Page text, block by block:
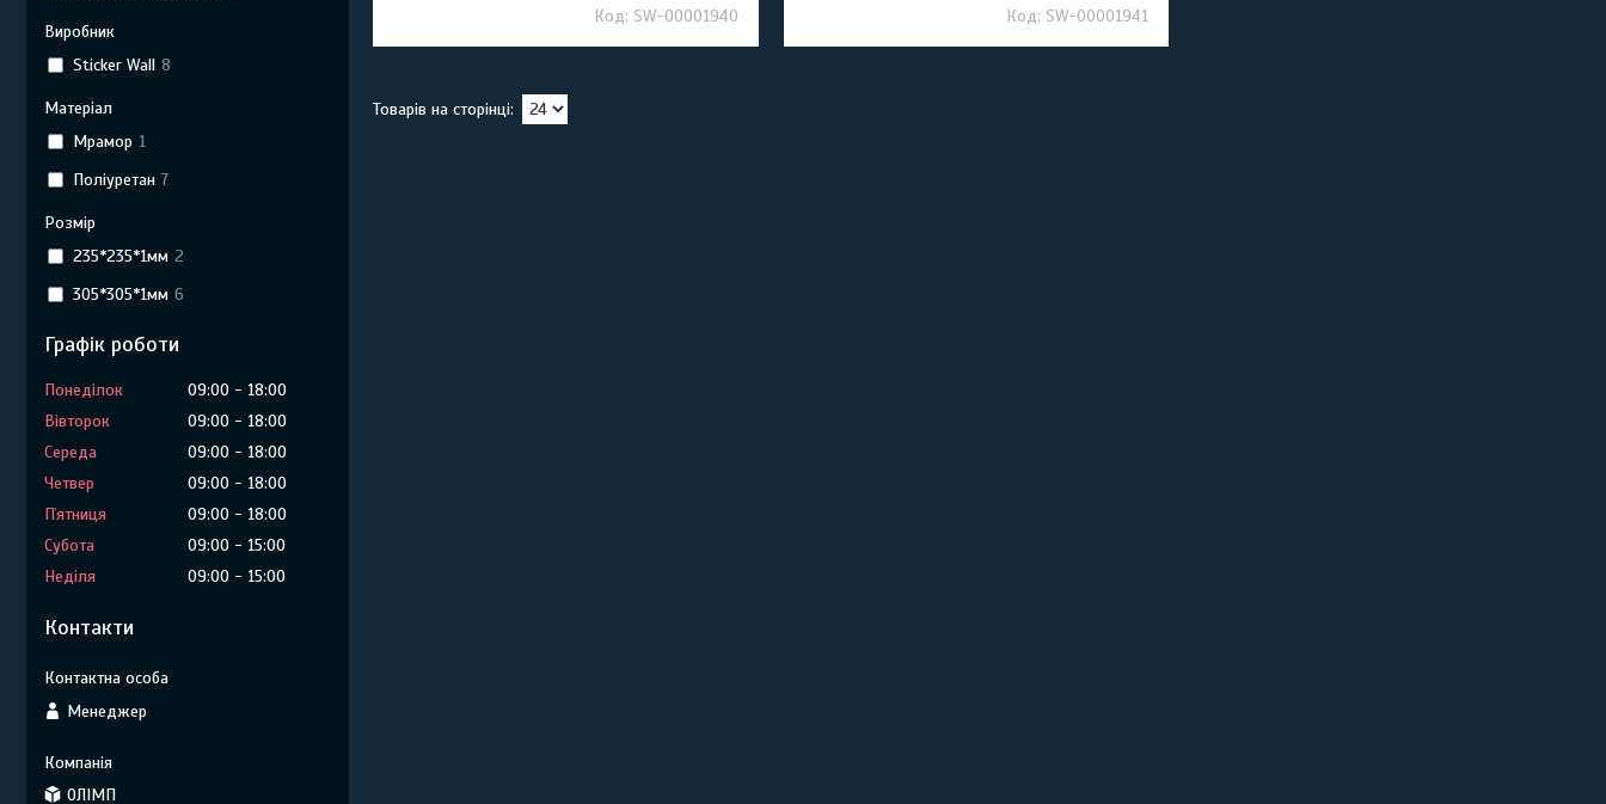
SW-00001940 SW-00001941
Виробник
Sticker Wall 8
Матеріал
Мрамор 1
Поліуретан 7
Розмір
235*235*1мм 2
305*305*1мм 6
Графік роботи
Понеділок 09:00
18:00
Вівторок
09:00
18:00
Середа
09:00
18:00
Четвер
09:00
18:00
Пʼятниця
09:00
18:00
Субота
09:00
15:00
Неділя
09:00 15:00
Контакти
Менеджер
ОЛІМП